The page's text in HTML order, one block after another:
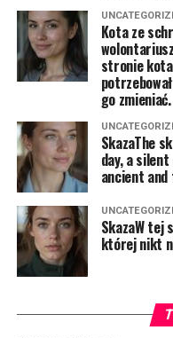
Kota ze
stronie
go zmieniać.
SkazaThe
day, a
ancient
SkazaW tej
której nikt